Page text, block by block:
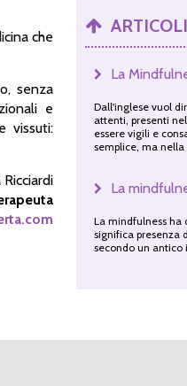
che
senza
e
vissuti:
ARTICOLI
La
Dall'inglese vuol
attenti, presenti
essere vigili e
semplice, ma
La
La mindfulness ha
significa presenza
secondo un